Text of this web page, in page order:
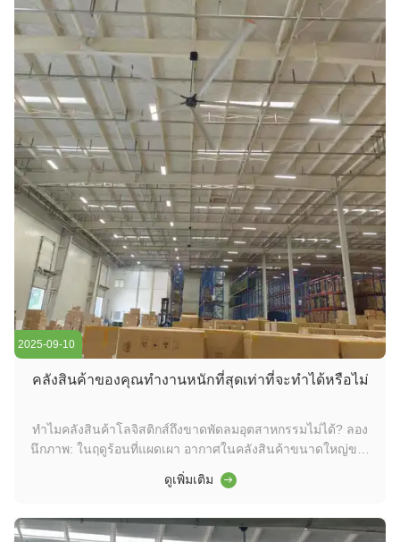
2025-09-10
คลังสินค้าของคุณทํางานหนักที่สุดเท่าที่จะทําได้หรือไม่
ทำไมคลังสินค้าโลจิสติกส์ถึงขาดพัดลมอุตสาหกรรมไม่ได้? ลอง
นึกภาพ: ในฤดูร้อนที่แผดเผา อากาศในคลังสินค้าขนาดใหญ่ของ
คุณนิ่ง อับ และร้อนจนทนไม่ได้ สิ่งนี้ไม่เพียงแต่ทำให้พนักงาน
เหนื่อยล้าและมีประสิทธิภาพน้อยลงเท่านั้น—แต่ยังอาจสร้างความ
ราคาแพง...
ดูเพิ่มเติม